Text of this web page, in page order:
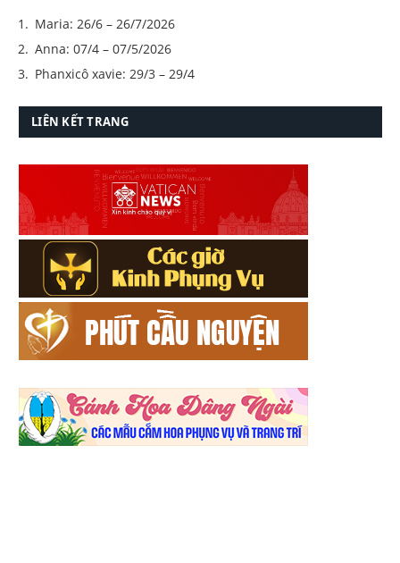
Maria: 26/6 – 26/7/2026
Anna: 07/4 – 07/5/2026
Phanxicô xavie: 29/3 – 29/4
LIÊN KẾT TRANG